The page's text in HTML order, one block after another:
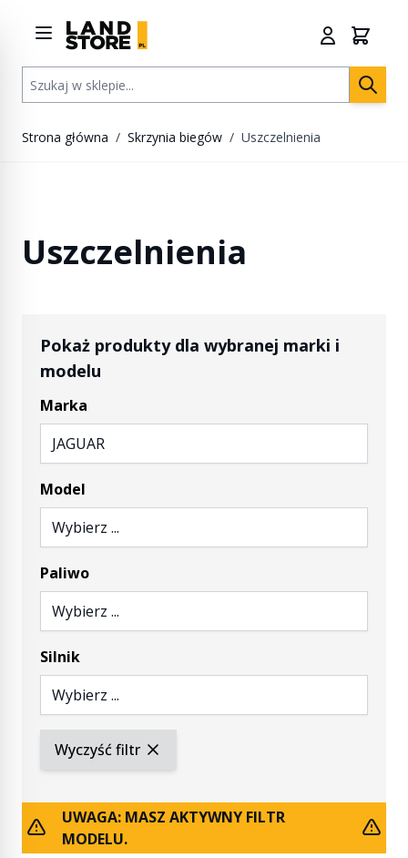
Szukaj w sklepie...
Strona główna / Skrzynia biegów / Uszczelnienia
Uszczelnienia
Pokaż produkty dla wybranej marki i
modelu
Marka
JAGUAR
Model
Wybierz ...
Paliwo
Wybierz ...
Silnik
Wybierz ...
Wyczyść filtr
UWAGA: MASZ AKTYWNY FILTR
MODELU.